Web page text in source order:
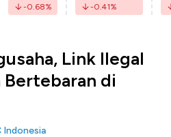
-0.68% -0.41%
Link Ilegal
di
Indonesia